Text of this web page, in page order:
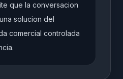
que la conversacion
solucion del
comercial controlada